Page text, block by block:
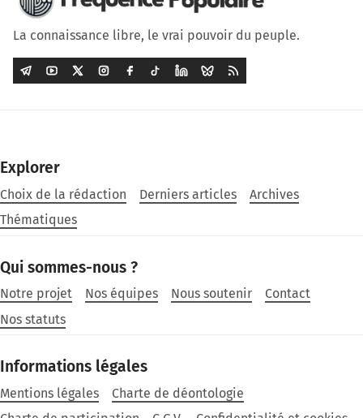
La connaissance libre, le vrai pouvoir du peuple.
Explorer
Choix de la rédaction Derniers articles
Archives
Thématiques
Qui sommes-nous ?
Notre projet Nos équipes Nous soutenir
Contact
Nos statuts
Informations légales
Mentions légales
Charte de déontologie